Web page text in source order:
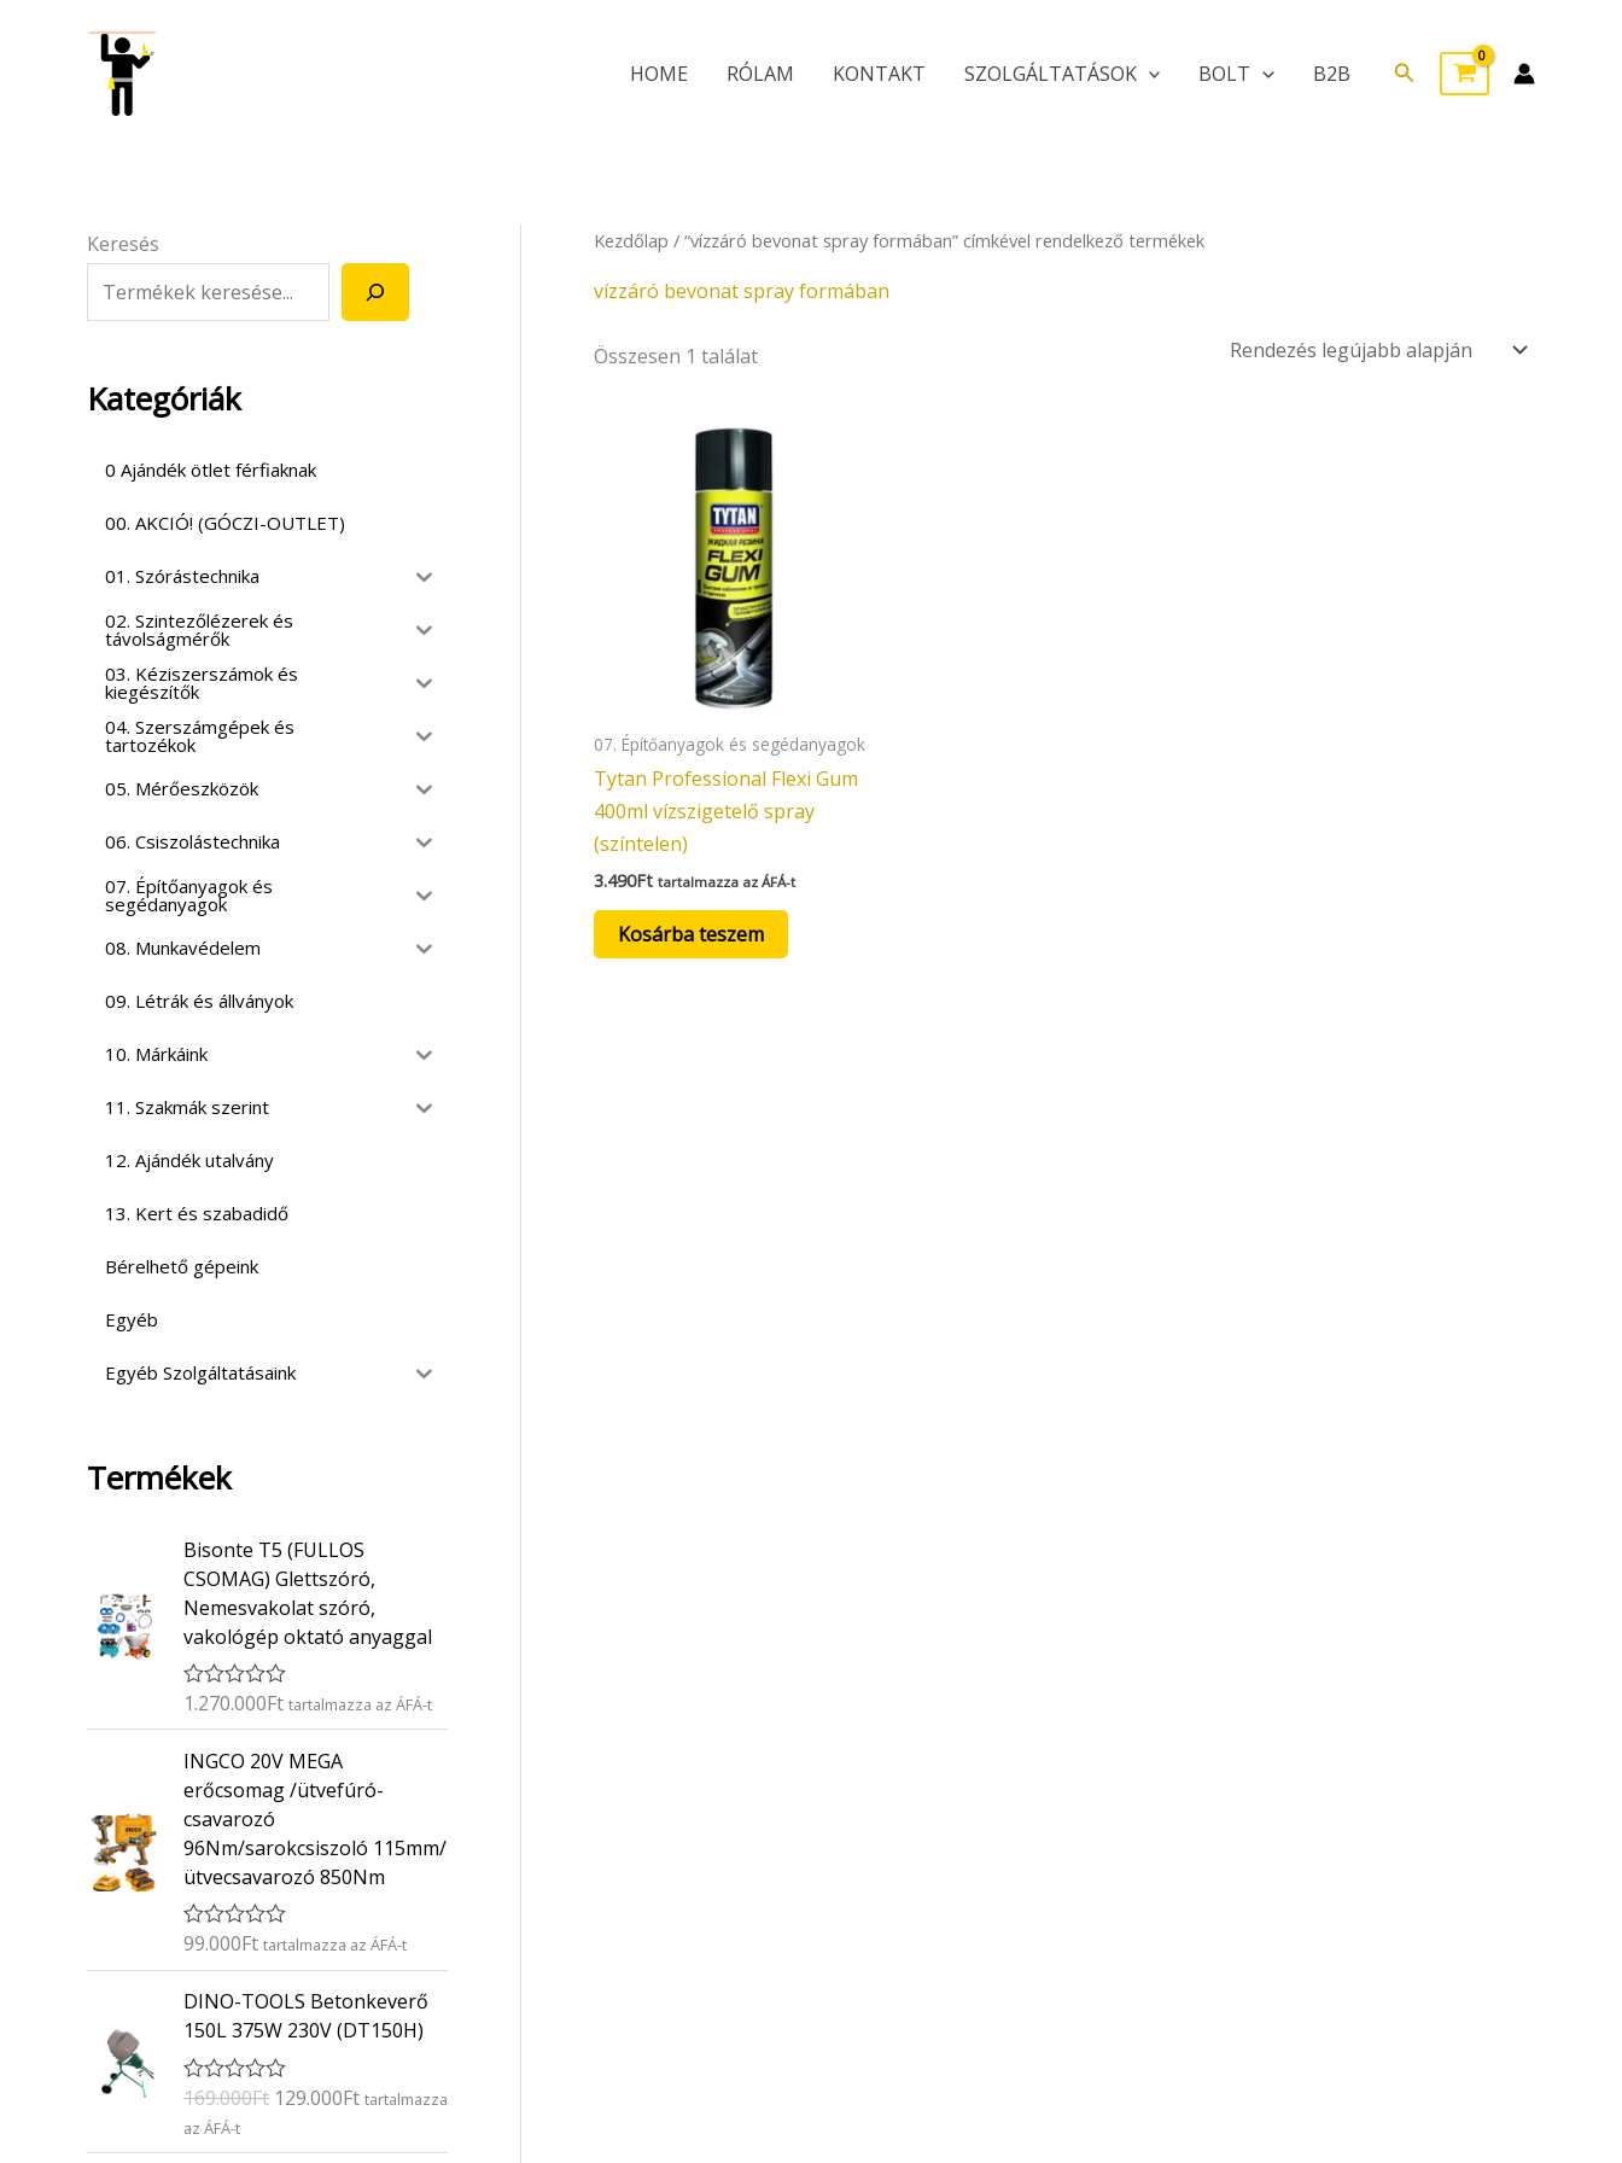
HOME RÓLAM KONTAKT SZOLGÁLTATÁSOK BOLT B2B Search
Keresés
Kategóriák
0 Ajándék ötlet férfiaknak
00. AKCIÓ! (GÓCZI-OUTLET)
01. Szórástechnika
02. Szintezőlézerek és
távolságmérők
03. Kéziszerszámok és
kiegészítők
04. Szerszámgépek és
tartozékok
05. Mérőeszközök
06. Csiszolástechnika
07. Építőanyagok és
segédanyagok
08. Munkavédelem
09. Létrák és állványok
10. Márkáink
11. Szakmák szerint
12. Ajándék utalvány
13. Kert és szabadidő
Bérelhető gépeink
Egyéb
Egyéb Szolgáltatásaink
Termékek
Bisonte T5 (FULLOS
CSOMAG) Glettszóró,
Nemesvakolat szóró,
vakológép oktató anyaggal
É
é
e
l
é
s
:
/
5
1.270.000Ft tartalmazza az ÁFÁ-t
INGCO 20V MEGA
erőcsomag /ütvefúró-
csavarozó
96Nm/sarokcsiszoló 115mm/
ütvecsavarozó 850Nm
É
é
k
e
é
s
0
/
99.000Ft tartalmazza az ÁFÁ-t
DINO-TOOLS Betonkeverő
150L 375W 230V (DT150H)
É
t
é
169.000Ft
O
r
g
129.000Ft
C
u
etartalmazza
az ÁFÁ-t
Kezdőlap / “vízzáró bevonat spray formában” címkével rendelkező termékek
vízzáró bevonat spray formában
Összesen 1 találat
07. Építőanyagok és segédanyagok
Tytan Professional Flexi Gum
400ml vízszigetelő spray
(színtelen)
3.490Ft tartalmazza az ÁFÁ-t
Kosárba teszem